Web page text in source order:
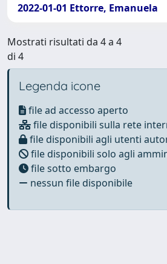
2022-01-01 Ettorre, Emanuela
Mostrati risultati da 4 a 4
di 4
Legenda icone
file ad accesso aperto
file disponibili sulla rete
file disponibili agli utenti
file disponibili solo agli
file sotto embargo
nessun file disponibile